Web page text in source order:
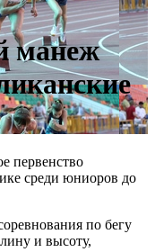
манеж
первенство
среди юниоров до
по бегу
и высоту,